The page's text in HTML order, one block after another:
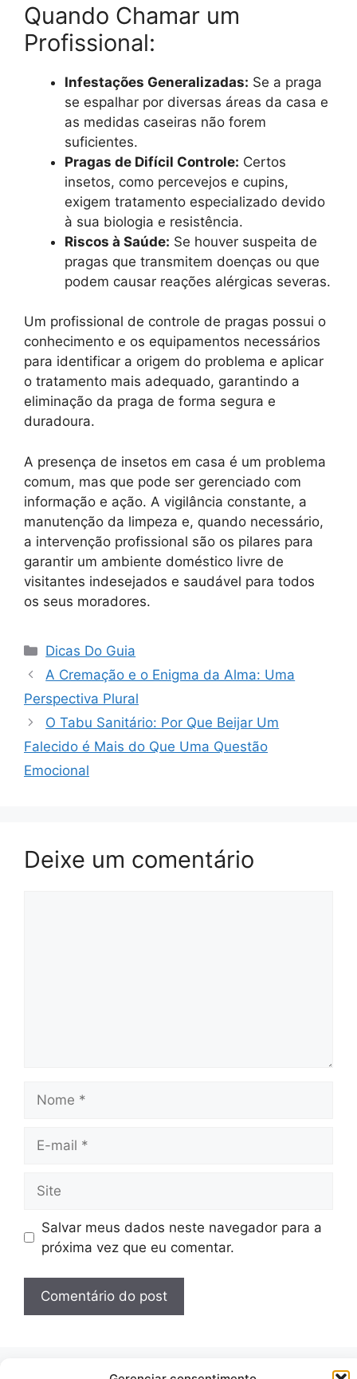
Quando Chamar um
Profissional:
Infestações Generalizadas: Se a praga
se espalhar por diversas áreas da casa e
as medidas caseiras não forem
suficientes.
Pragas de Difícil Controle: Certos
insetos, como percevejos e cupins,
exigem tratamento especializado devido
à sua biologia e resistência.
Riscos à Saúde: Se houver suspeita de
pragas que transmitem doenças ou que
podem causar reações alérgicas severas.
Um profissional de controle de pragas possui o
conhecimento e os equipamentos necessários
para identificar a origem do problema e aplicar
o tratamento mais adequado, garantindo a
eliminação da praga de forma segura e
duradoura.
A presença de insetos em casa é um problema
comum, mas que pode ser gerenciado com
informação e ação. A vigilância constante, a
manutenção da limpeza e, quando necessário,
a intervenção profissional são os pilares para
garantir um ambiente doméstico livre de
visitantes indesejados e saudável para todos
os seus moradores.
Categorias
Dicas Do Guia
A Cremação e o Enigma da Alma: Uma
Perspectiva Plural
O Tabu Sanitário: Por Que Beijar Um
Falecido é Mais do Que Uma Questão
Emocional
Deixe um comentário
mail
Salvar meus dados neste navegador para a
próxima vez que eu comentar.